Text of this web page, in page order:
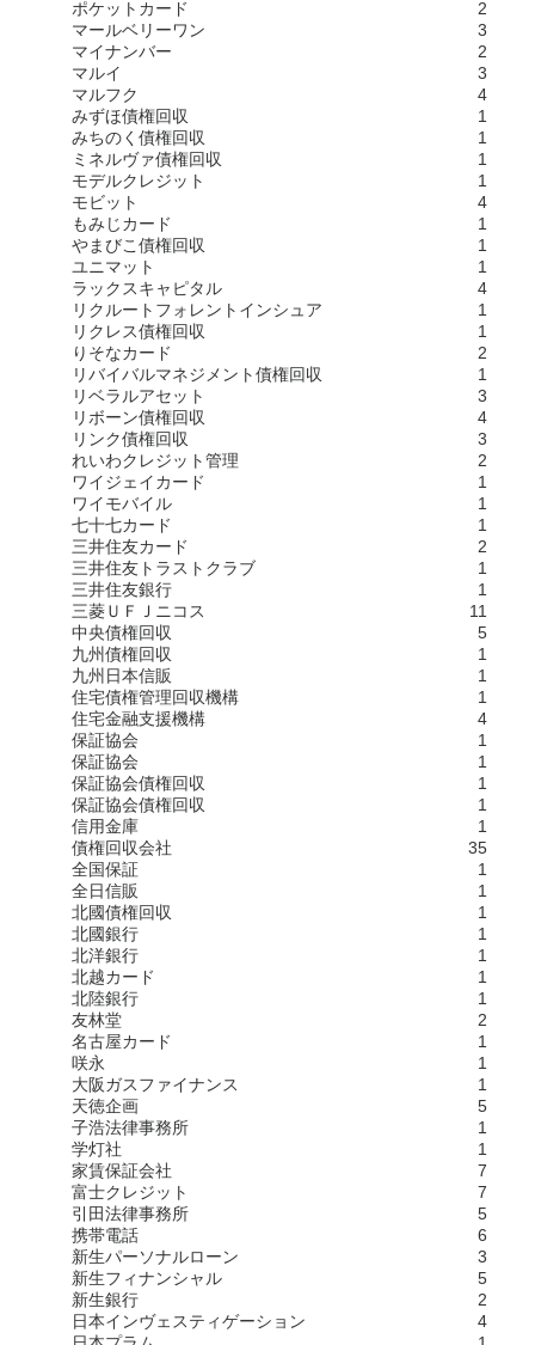
ポケットカード
2
マールベリーワン
3
マイナンバー
2
マルイ
3
マルフク
4
みずほ債権回収
1
みちのく債権回収
1
ミネルヴァ債権回収
1
モデルクレジット
1
モビット
4
もみじカード
1
やまびこ債権回収
1
ユニマット
1
ラックスキャピタル
4
リクルートフォレントインシュア
1
リクレス債権回収
1
りそなカード
2
リバイバルマネジメント債権回収
1
リベラルアセット
3
リボーン債権回収
4
リンク債権回収
3
れいわクレジット管理
2
ワイジェイカード
1
ワイモバイル
1
七十七カード
1
三井住友カード
2
三井住友トラストクラブ
1
三井住友銀行
1
三菱ＵＦＪニコス
11
中央債権回収
5
九州債権回収
1
九州日本信販
1
住宅債権管理回収機構
1
住宅金融支援機構
4
保証協会
1
保証協会
1
保証協会債権回収
1
保証協会債権回収
1
信用金庫
1
債権回収会社
35
全国保証
1
全日信販
1
北國債権回収
1
北國銀行
1
北洋銀行
1
北越カード
1
北陸銀行
1
友林堂
2
名古屋カード
1
咲永
1
大阪ガスファイナンス
1
天徳企画
5
子浩法律事務所
1
学灯社
1
家賃保証会社
7
富士クレジット
7
引田法律事務所
5
携帯電話
6
新生パーソナルローン
3
新生フィナンシャル
5
新生銀行
2
日本インヴェスティゲーション
4